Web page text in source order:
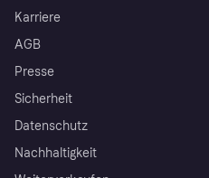
Karriere
AGB
Presse
Sicherheit
Datenschutz
Nachhaltigkeit